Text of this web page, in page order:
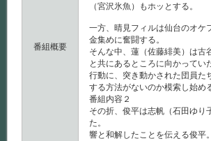
番組概要
（宮沢氷魚）もホッとする。
一方、晴見フィルは仙台のオケ
金集めに奮闘する。
そんな中、蓮（佐藤緋美）は古
と共にあるところに向かってい
行動に、突き動かされた団員た
する方法がないのか模索し始め
番組内容２
その折、俊平は志帆（石田ゆり
た。
響と和解したことを伝える俊平